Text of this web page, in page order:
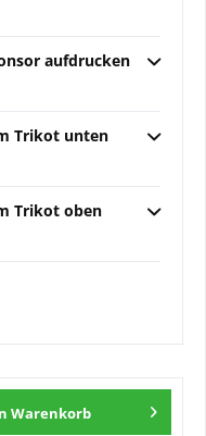
aufdrucken
Trikot unten
Trikot oben
Warenkorb